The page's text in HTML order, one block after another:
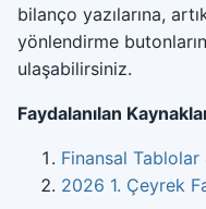
bilanço yazılarına,
yönlendirme
ulaşabilirsiniz.
Faydalanılan
Finansal
2026 1. Çeyrek